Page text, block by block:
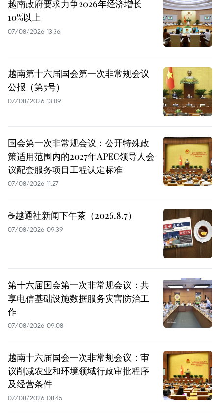
越南政府要求力争2026年经济增长
10%以上
07/08/2026 13:36
越南第十六届国会第一次非常规会议
公报（第5号）
07/08/2026 13:09
国会第一次非常规会议：公开特殊政
策适用范围内的2027年APEC领导人会
议配套服务项目工程认定标准
07/08/2026 11:27
☕️越通社新闻下午茶（2026.8.7）
07/08/2026 09:39
第十六届国会第一次非常规会议：共
享电信基础设施数据服务灾害防治工
作
07/08/2026 09:08
越南十六届国会一次非常规会议：审
议削减农业和环境领域行政审批程序
及经营条件
07/08/2026 08:45